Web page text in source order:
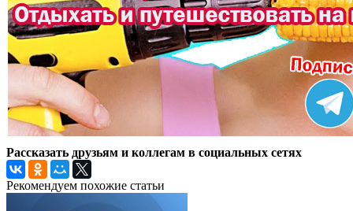
Рассказать друзьям и коллегам в социальных сетях
Рекомендуем похожие статьи